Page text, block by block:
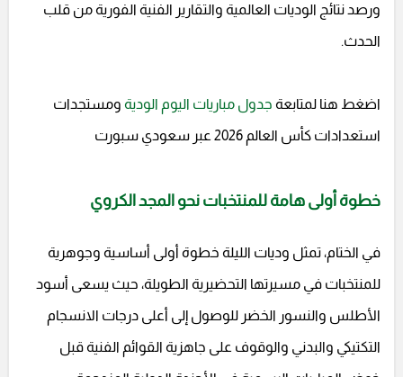
ورصد نتائج الوديات العالمية والتقارير الفنية الفورية من قلب
الحدث.
اضغط هنا لمتابعة جدول مباريات اليوم الودية ومستجدات
استعدادات كأس العالم 2026 عبر سعودي سبورت
خطوة أولى هامة للمنتخبات نحو المجد الكروي
في الختام، تمثل وديات الليلة خطوة أولى أساسية وجوهرية
للمنتخبات في مسيرتها التحضيرية الطويلة، حيث يسعى أسود
الأطلس والنسور الخضر للوصول إلى أعلى درجات الانسجام
التكتيكي والبدني والوقوف على جاهزية القوائم الفنية قبل